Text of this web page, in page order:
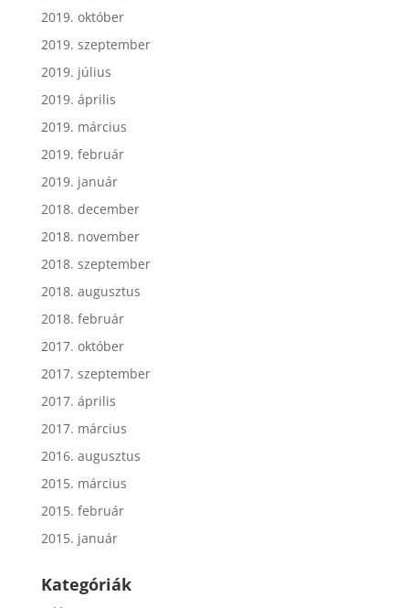
2019. október
2019. szeptember
2019. július
2019. április
2019. március
2019. február
2019. január
2018. december
2018. november
2018. szeptember
2018. augusztus
2018. február
2017. október
2017. szeptember
2017. április
2017. március
2016. augusztus
2015. március
2015. február
2015. január
Kategóriák